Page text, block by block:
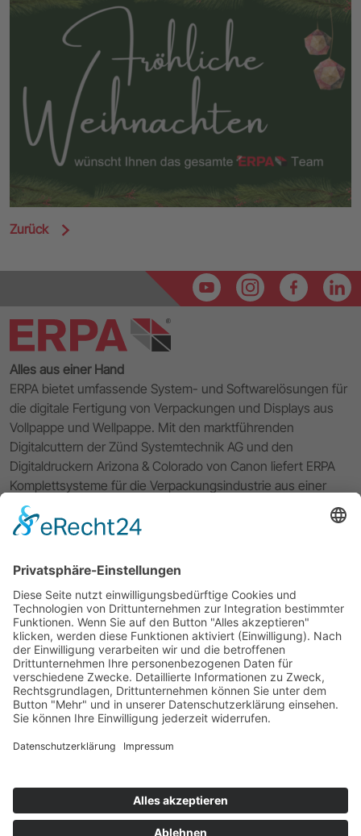
Zurück
Alles aus einer Hand
ERPA bietet umfassende System- und Softwarelösungen für
die digitale Fertigung von Verpackungen und Displays aus
Vollpappe und Wellpappe. Mit den marktführenden
Digitalcuttern der Zünd Systemtechnik AG und den
Digitaldruckern Arizona & Colorado von Canon liefert ERPA
Komplettsysteme für die Verpackungsindustrie aus einer
Hand. Die hauseigene 3D CAD CAM Software VPack®
komplettiert den Workflow von der Entwicklung und dem
Kleinserienproduktion Ihrer Verpackungslösung. Mit
exzellentem Service und 40 Jahren Erfahrung unterstützt
Sie ERPA bei allen Fragen rund um Ihren Workflow.
Impressum Datenschutzerklärung
ERPA Systeme GmbH
Software- und Systemlösungen für die Verpackungsindustrie
Willi-Eichler-Str. 24